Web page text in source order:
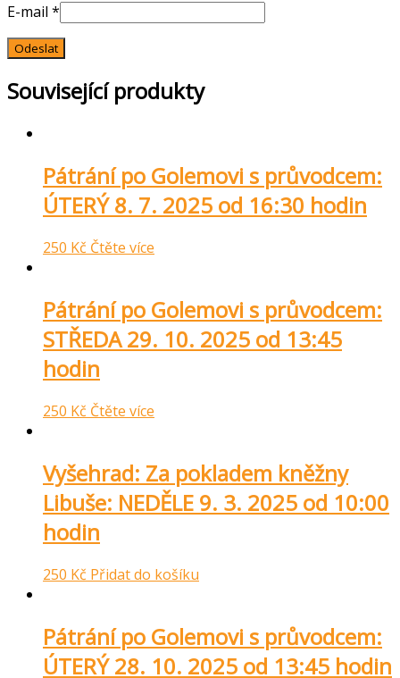
E-mail *
Související produkty
Pátrání po Golemovi s průvodcem:
ÚTERÝ 8. 7. 2025 od 16:30 hodin
250 Kč Čtěte více
Pátrání po Golemovi s průvodcem:
STŘEDA 29. 10. 2025 od 13:45
hodin
250 Kč Čtěte více
Vyšehrad: Za pokladem kněžny
Libuše: NEDĚLE 9. 3. 2025 od 10:00
hodin
250 Kč Přidat do košíku
Pátrání po Golemovi s průvodcem:
ÚTERÝ 28. 10. 2025 od 13:45 hodin